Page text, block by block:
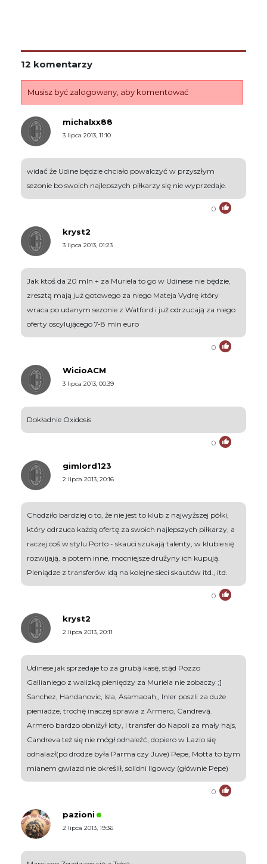
12 komentarzy
Musisz być zalogowany, aby komentować
michalxx88
3 lipca 2013, 11:10
widać że Udine będzie chciało powalczyć w przyszłym
sezonie bo swoich najlepszych piłkarzy się nie wyprzedaje.
0
kryst2
3 lipca 2013, 01:23
Jak ktoś da 20 mln + za Muriela to go w Udinese nie będzie,
zresztą mają już gotowego za niego Mateja Vydrę który
wraca po udanym sezonie z Watford i już odrzucają za niego
oferty oscylującego 7-8 mln euro
0
WicioACM
3 lipca 2013, 00:39
Dokładnie Oxidosis
0
gimlord123
2 lipca 2013, 20:16
Chodziło bardziej o to, że nie jest to klub z najwyższej półki,
który odrzuca każdą ofertę za swoich najlepszych piłkarzy, a
raczej coś w stylu Porto - skauci szukają talenty, w klubie się
rozwijają, a potem inne, mocniejsze drużyny ich kupują.
Pieniądze z transferów idą na kolejne sieci skautów itd., itd.
0
kryst2
2 lipca 2013, 20:11
Udinese jak sprzedaje to za grubą kasę, stąd Pozzo
Gallianiego z walizką pieniędzy za Muriela nie zobaczy ;]
Sanchez, Handanovic, Isla, Asamaoah,, Inler poszli za duże
pieniadze, trochę inaczej sprawa z Armero, Candrevą.
Armero bardzo obniżył loty, i transfer do Napoli za mały hajs,
Candreva też się nie mógł odnaleźć, dopiero w Lazio się
odnalazł(po drodze była Parma czy Juve) Pepe, Motta to bym
mianem gwiazd nie określił, solidni ligowcy (głównie Pepe)
0
pazioni
2 lipca 2013, 19:36